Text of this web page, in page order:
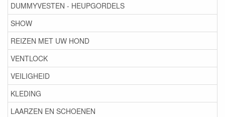
DUMMYVESTEN - HEUPGORDELS
SHOW
REIZEN MET UW HOND
VENTLOCK
VEILIGHEID
KLEDING
LAARZEN EN SCHOENEN